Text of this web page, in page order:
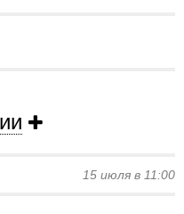
15 июля в 11:00